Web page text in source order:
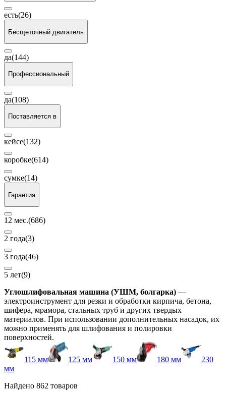
есть(26)
Бесщеточный двигатель
да(144)
Профессиональный
да(108)
Поставляется в
кейсе(132)
коробке(614)
сумке(14)
Гарантия
12 мес.(686)
2 года(3)
3 года(46)
5 лет(9)
Углошлифовальная машина (УШМ, болгарка) —
электроинструмент для резки и обработки кирпича, бетона,
шифера, мрамора, стальных труб и других твердых
материалов. При использовании дополнительных насадок, их
можно применять для шлифования и полировки
поверхностей.
115 мм 125 мм 150 мм 180 мм
230
мм
Найдено 862 товаров